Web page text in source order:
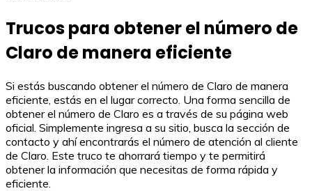
Trucos para obtener el número de
Claro de manera eficiente
Si estás buscando obtener el número de Claro de manera
eficiente, estás en el lugar correcto. Una forma sencilla de
obtener el número de Claro es a través de su página web
oficial. Simplemente ingresa a su sitio, busca la sección de
contacto y ahí encontrarás el número de atención al cliente
de Claro. Este truco te ahorrará tiempo y te permitirá
obtener la información que necesitas de forma rápida y
eficiente.